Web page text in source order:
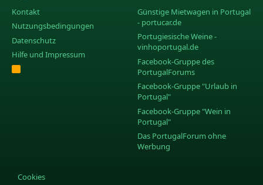
Kontakt
Nutzungsbedingungen
Datenschutz
Hilfe und Impressum
R
Günstige Mietwagen in Portugal
- portucar.de
Portugiesische Weine -
vinhoportugal.de
Facebook-Gruppe des
PortugalForums
Facebook-Gruppe "Urlaub in
Portugal"
Facebook-Gruppe "Wein in
Portugal"
Das PortugalForum ohne
Werbung
Cookies